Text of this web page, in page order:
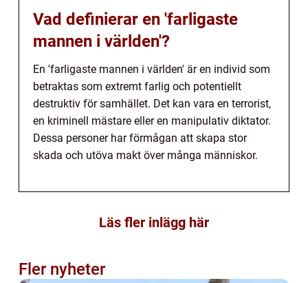
Vad definierar en 'farligaste
mannen i världen'?
En 'farligaste mannen i världen' är en individ som
betraktas som extremt farlig och potentiellt
destruktiv för samhället. Det kan vara en terrorist,
en kriminell mästare eller en manipulativ diktator.
Dessa personer har förmågan att skapa stor
skada och utöva makt över många människor.
Läs fler inlägg här
Fler nyheter